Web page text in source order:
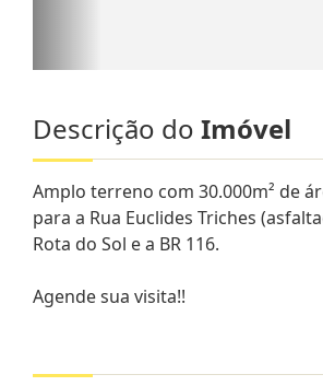
Descrição do Imóvel
Amplo terreno com 30.000m² de
para a Rua Euclides Triches
Rota do Sol e a BR 116.
Agende sua visita!!